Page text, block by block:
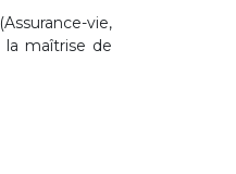
vie,
maîtrise de